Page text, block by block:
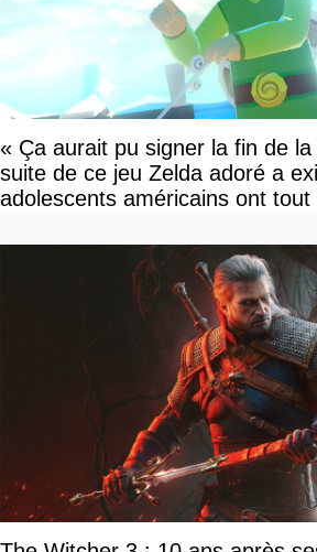
« Ça aurait pu signer la fin de
suite de ce jeu Zelda adoré a
adolescents américains ont